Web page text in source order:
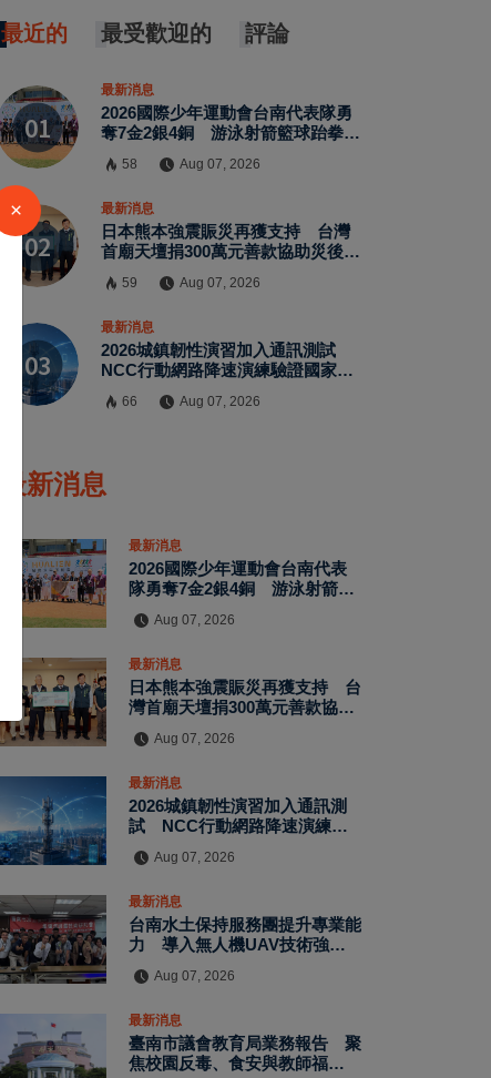
最近的 最受歡迎的 評論
最新消息
2026國際少年運動會台南代表隊勇
奪7金2銀4銅 游泳射箭籃球跆拳道
58 Aug 07, 2026
最新消息
日本熊本強震賑災再獲支持 台灣
首廟天壇捐300萬元善款協助災後復
59 Aug 07, 2026
最新消息
2026城鎮韌性演習加入通訊測試
NCC行動網路降速演練驗證國家通
66 Aug 07, 2026
最新消息
最新消息
2026國際少年運動會台南代表
隊勇奪7金2銀4銅 游泳射箭籃
Aug 07, 2026
最新消息
日本熊本強震賑災再獲支持 台
灣首廟天壇捐300萬元善款協助
Aug 07, 2026
最新消息
2026城鎮韌性演習加入通訊測
試 NCC行動網路降速演練驗
Aug 07, 2026
最新消息
台南水土保持服務團提升專業能
力 導入無人機UAV技術強化
Aug 07, 2026
最新消息
臺南市議會教育局業務報告 聚
焦校園反毒、食安與教師福利
×